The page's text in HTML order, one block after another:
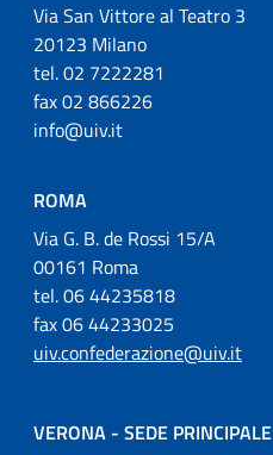
Via San Vittore al Teatro 3
20123 Milano
tel. 02 7222281
fax 02 866226
info@uiv.it
ROMA
Via G. B. de Rossi 15/A
00161 Roma
tel. 06 44235818
fax 06 44233025
uiv.confederazione@uiv.it
VERONA - SEDE PRINCIPALE